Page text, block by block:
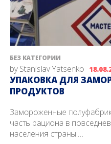
БЕЗ КАТЕГОРИИ
byStanislav Yatsenko
УПАКОВКА ДЛЯ
ПРОДУКТОВ
Замороженные
часть рациона в
населения страны.…